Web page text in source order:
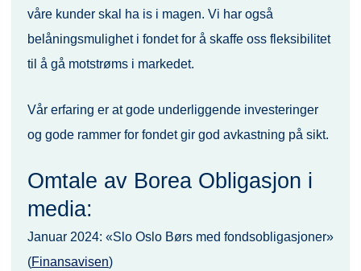
våre kunder skal ha is i magen. Vi har også
belåningsmulighet i fondet for å skaffe oss fleksibilitet
til å gå motstrøms i markedet.
Vår erfaring er at gode underliggende investeringer
og gode rammer for fondet gir god avkastning på sikt.
Omtale av Borea Obligasjon i
media:
Januar 2024: «Slo Oslo Børs med fondsobligasjoner»
(Finansavisen)